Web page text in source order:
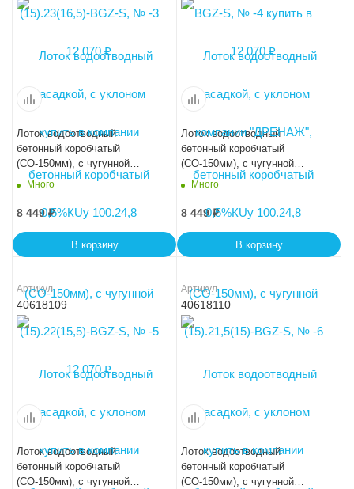
Лоток водоотводный
бетонный коробчатый
(СО-150мм), с чугунной
насадкой, с уклоном
(15).21(14,5)-BGZ-S, № -7
Много
8 449₽
В корзину
Лоток водоотводный
бетонный коробчатый
(СО-150мм), с чугунной
насадкой, с уклоном
(15).20,5(14)-BGZ-S, № -8
Много
8 449₽
В корзину
Артикул
40618109
Лоток водоотводный
бетонный коробчатый
(СО-150мм), с чугунной
Артикул
40618110
Лоток водоотводный
бетонный коробчатый
(СО-150мм), с чугунной